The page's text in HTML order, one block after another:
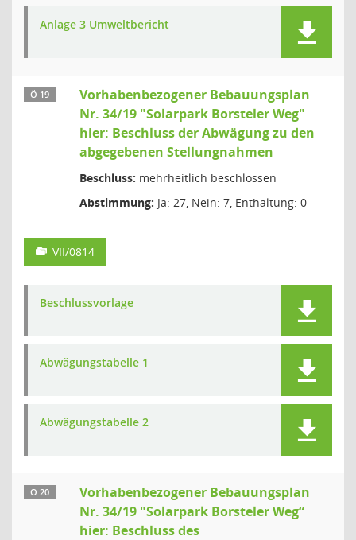
Anlage 3 Umweltbericht
Ö 19
Vorhabenbezogener Bebauungsplan
Nr. 34/19 "Solarpark Borsteler Weg"
hier: Beschluss der Abwägung zu den
abgegebenen Stellungnahmen
Beschluss: mehrheitlich beschlossen
Abstimmung: Ja: 27, Nein: 7, Enthaltung: 0
VII/0814
Beschlussvorlage
Abwägungstabelle 1
Abwägungstabelle 2
Ö 20
Vorhabenbezogener Bebauungsplan
Nr. 34/19 "Solarpark Borsteler Weg“
hier: Beschluss des